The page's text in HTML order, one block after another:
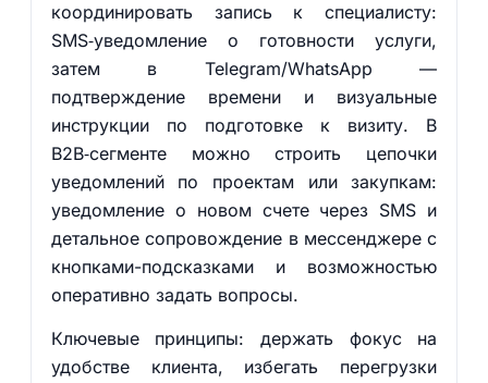
координировать запись к специалисту:
SMS‑уведомление о готовности услуги,
затем в Telegram/WhatsApp —
подтверждение времени и визуальные
инструкции по подготовке к визиту. В
B2B‑сегменте можно строить цепочки
уведомлений по проектам или закупкам:
уведомление о новом счете через SMS и
детальное сопровождение в мессенджере с
кнопками-подсказками и возможностью
оперативно задать вопросы.
Ключевые принципы: держать фокус на
удобстве клиента, избегать перегрузки